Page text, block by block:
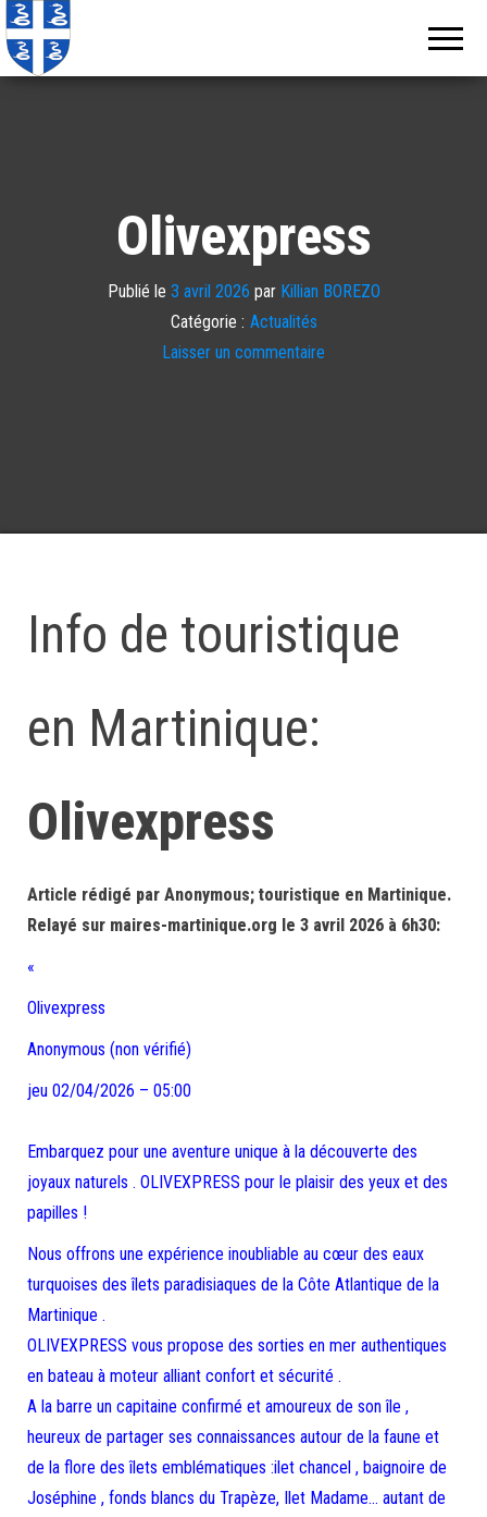
Olivexpress
Publié le 3 avril 2026 par Killian BOREZO
Catégorie : Actualités
Laisser un commentaire
Info de touristique
en Martinique:
Olivexpress
Article rédigé par Anonymous; touristique en Martinique.
Relayé sur maires-martinique.org le 3 avril 2026 à 6h30:
«
Olivexpress
Anonymous (non vérifié)
jeu 02/04/2026 – 05:00
Embarquez pour une aventure unique à la découverte des
joyaux naturels . OLIVEXPRESS pour le plaisir des yeux et des
papilles !
Nous offrons une expérience inoubliable au cœur des eaux
turquoises des îlets paradisiaques de la Côte Atlantique de la
Martinique .
OLIVEXPRESS vous propose des sorties en mer authentiques
en bateau à moteur alliant confort et sécurité .
A la barre un capitaine confirmé et amoureux de son île ,
heureux de partager ses connaissances autour de la faune et
de la flore des îlets emblématiques :ilet chancel , baignoire de
Joséphine , fonds blancs du Trapèze, Ilet Madame… autant de